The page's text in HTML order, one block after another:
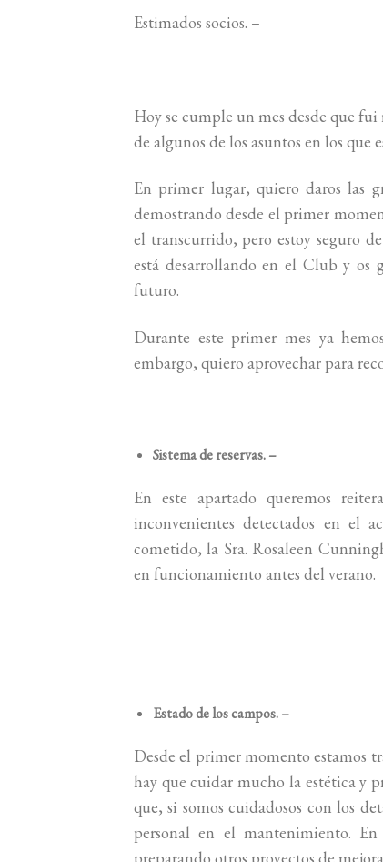
Estimados socios. –
Hoy se cumple un mes desde que
de algunos de los asuntos en los
En primer lugar, quiero daros las
demostrando desde el primer
el transcurrido, pero estoy seguro
está desarrollando en el Club y os
futuro.
Durante este primer mes ya
embargo, quiero aprovechar para
Sistema de reservas. –
En este apartado queremos
inconvenientes detectados en el
cometido, la Sra. Rosaleen
en funcionamiento antes del verano.
Estado de los campos. –
Desde el primer momento estamos
hay que cuidar mucho la estética y
que, si somos cuidadosos con los
personal en el mantenimiento.